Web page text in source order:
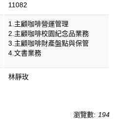
11082
1.主顧咖啡營運管理
2.主顧咖啡校園紀念品業務
3.主顧咖啡財產盤點與保管
4.文書業務
林靜玫
瀏覽數: 194